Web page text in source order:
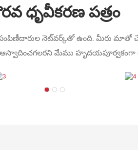
ధృవీకరణ పత్రం
నెట్‌వర్క్‌తో ఉంది. మీరు మాతో
మేము హృదయపూర్వకంగా